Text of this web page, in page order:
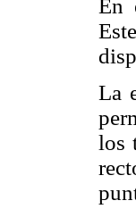
En
La
los